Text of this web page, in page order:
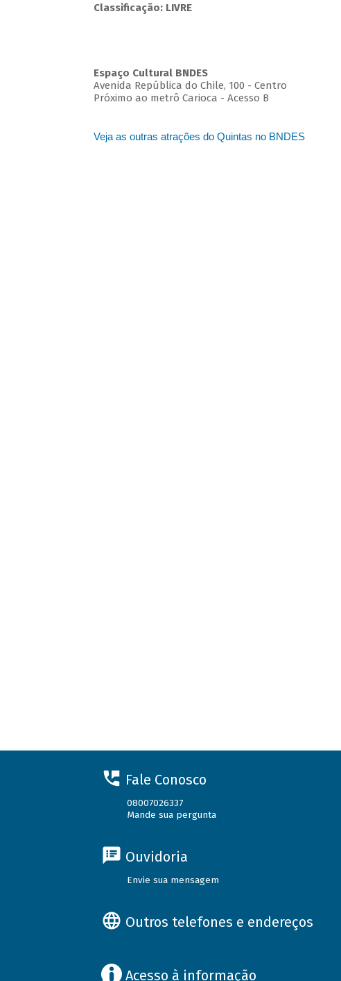
Classificação: LIVRE
Espaço Cultural BNDES
Avenida República do Chile, 100 - Centro
Próximo ao metrô Carioca - Acesso B
Veja as outras atrações do Quintas no BNDES
Fale Conosco
08007026337
Mande sua pergunta
Ouvidoria
Envie sua mensagem
Outros telefones e endereços
Acesso à informação